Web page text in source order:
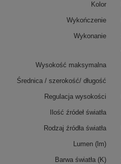
Kolor
Wykończenie
Wykonanie
Wysokość maksymalna
Średnica / szerokość/ długość
Regulacja wysokości
Ilość źródeł światła
Rodzaj źródła światła
Lumen (lm)
Barwa światła (K)